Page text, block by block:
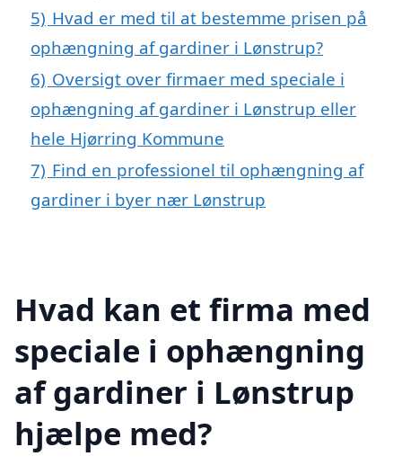
5) Hvad er med til at bestemme prisen på
ophængning af gardiner i Lønstrup?
6) Oversigt over firmaer med speciale i
ophængning af gardiner i Lønstrup eller
hele Hjørring Kommune
7) Find en professionel til ophængning af
gardiner i byer nær Lønstrup
Hvad kan et firma med
speciale i ophængning
af gardiner i Lønstrup
hjælpe med?